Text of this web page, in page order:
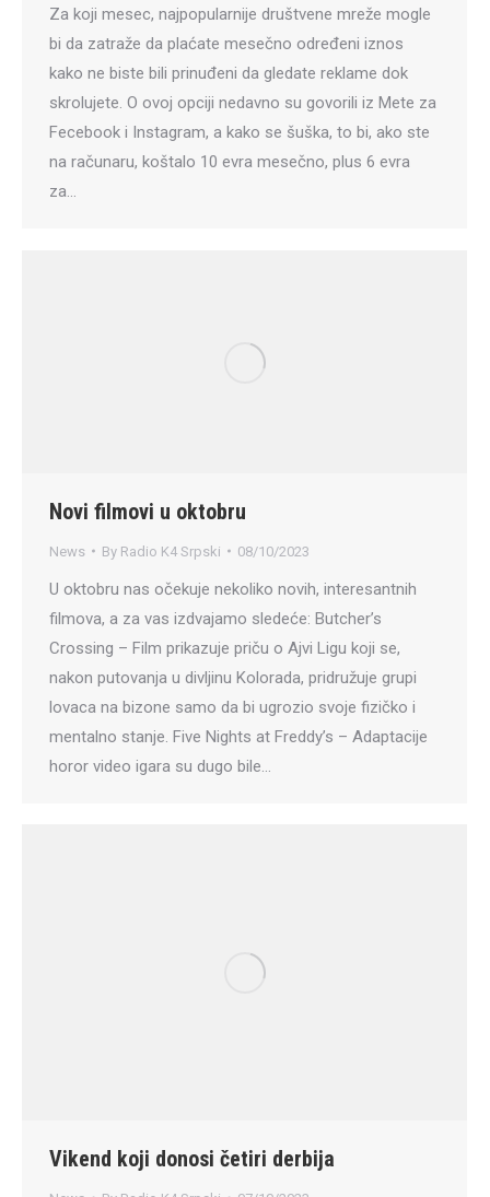
Za koji mesec, najpopularnije društvene mreže mogle
bi da zatraže da plaćate mesečno određeni iznos
kako ne biste bili prinuđeni da gledate reklame dok
skrolujete. O ovoj opciji nedavno su govorili iz Mete za
Fecebook i Instagram, a kako se šuška, to bi, ako ste
na računaru, koštalo 10 evra mesečno, plus 6 evra
za…
Novi filmovi u oktobru
News By Radio K4 Srpski 08/10/2023
U oktobru nas očekuje nekoliko novih, interesantnih
filmova, a za vas izdvajamo sledeće: Butcher’s
Crossing – Film prikazuje priču o Ajvi Ligu koji se,
nakon putovanja u divljinu Kolorada, pridružuje grupi
lovaca na bizone samo da bi ugrozio svoje fizičko i
mentalno stanje. Five Nights at Freddy’s – Adaptacije
horor video igara su dugo bile…
Vikend koji donosi četiri derbija